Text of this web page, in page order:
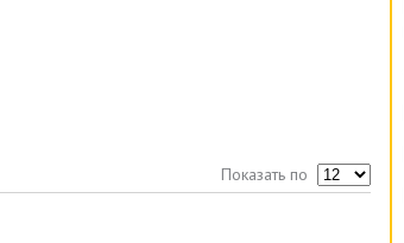
Показать по